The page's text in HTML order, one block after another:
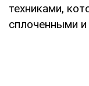
техниками,
сплоченными